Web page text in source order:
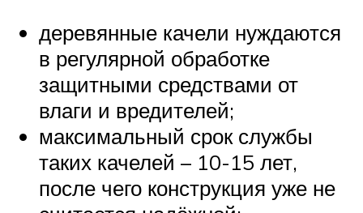
деревянные качели нуждаются
в регулярной обработке
защитными средствами от
влаги и вредителей;
максимальный срок службы
таких качелей – 10-15 лет,
после чего конструкция уже не